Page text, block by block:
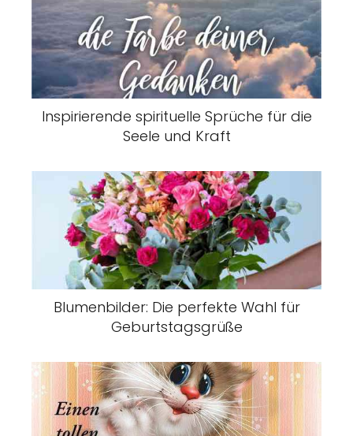
Inspirierende spirituelle Sprüche für die
Seele und Kraft
Blumenbilder: Die perfekte Wahl für
Geburtstagsgrüße